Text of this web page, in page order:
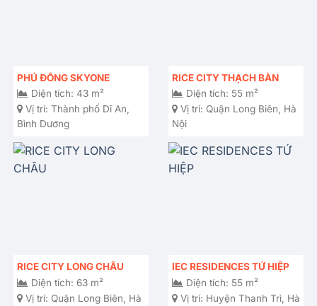
PHÚ ĐÔNG SKYONE
Diện tích: 43 m²
Vị trí: Thành phố Dĩ An,
Bình Dương
RICE CITY THẠCH BÀN
Diện tích: 55 m²
Vị trí: Quận Long Biên, Hà
Nội
RICE CITY LONG CHÂU
Diện tích: 63 m²
Vị trí: Quận Long Biên, Hà
IEC RESIDENCES TỨ HIỆP
Diện tích: 55 m²
Vị trí: Huyện Thanh Trì, Hà